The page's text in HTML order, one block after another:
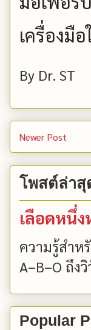
เครื่องมื
By Dr. ST
Newer Post
โพสต์ล่าสุ
เลือดหนึ่ง
ความรู้สำห
A–B–O ถึง
Popular